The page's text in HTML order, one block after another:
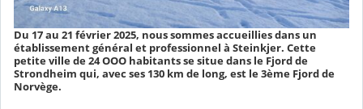
Du 17 au 21 février 2025, nous sommes accueillies dans un
établissement général et professionnel à Steinkjer. Cette
petite ville de 24 OOO habitants se situe dans le Fjord de
Strondheim qui, avec ses 130 km de long, est le 3ème Fjord de
Norvège.